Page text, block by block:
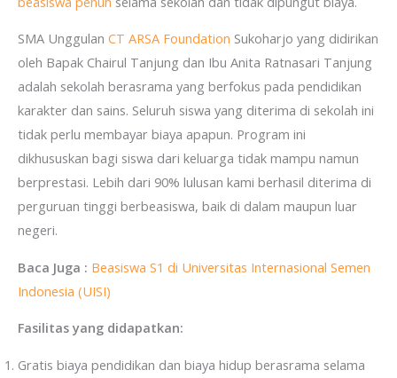
SMA Unggulan CT ARSA Foundation Sukoharjo yang didirikan
oleh Bapak Chairul Tanjung dan Ibu Anita Ratnasari Tanjung
adalah sekolah berasrama yang berfokus pada pendidikan
karakter dan sains. Seluruh siswa yang diterima di sekolah ini
tidak perlu membayar biaya apapun. Program ini
dikhususkan bagi siswa dari keluarga tidak mampu namun
berprestasi. Lebih dari 90% lulusan kami berhasil diterima di
perguruan tinggi berbeasiswa, baik di dalam maupun luar
negeri.
Baca Juga : Beasiswa S1 di Universitas Internasional Semen
Indonesia (UISI)
Fasilitas yang didapatkan:
Gratis biaya pendidikan dan biaya hidup berasrama selama